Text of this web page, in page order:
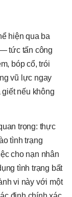
hiện qua ba
tức tấn công
bóp cổ, trói
vũ lực ngay
nếu không
trọng: thực
tình trạng
cho nạn nhân
tình trạng bất
vi này với một